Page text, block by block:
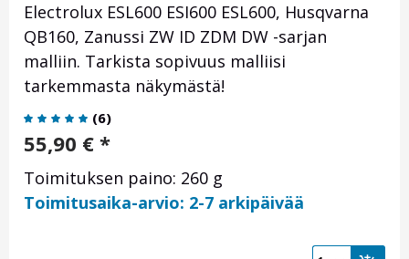
Electrolux ESL600 ESI600 ESL600, Husqvarna
QB160, Zanussi ZW ID ZDM DW -sarjan
malliin. Tarkista sopivuus malliisi
tarkemmasta näkymästä!
(6)
55,90 € *
Toimituksen paino: 260 g
Toimitusaika-arvio: 2-7 arkipäivää